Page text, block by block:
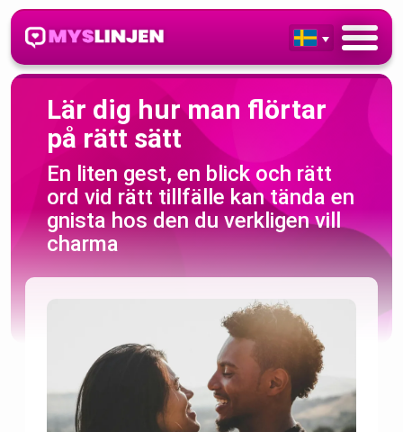
Lär dig hur man flörtar
på rätt sätt
En liten gest, en blick och rätt
ord vid rätt tillfälle kan tända en
gnista hos den du verkligen vill
charma